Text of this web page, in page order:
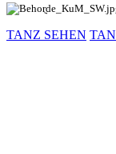
TANZ SEHEN